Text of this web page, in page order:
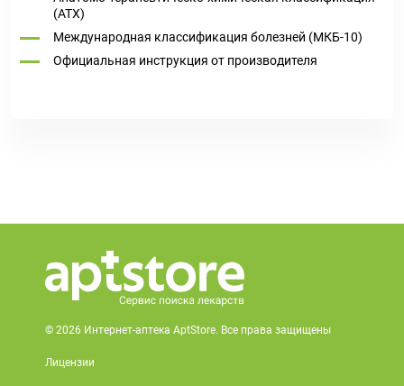
(ATX)
Международная классификация болезней (МКБ-10)
Официальная инструкция от производителя
© 2026 Интернет-аптека AptStore. Все права защищены
Лицензии